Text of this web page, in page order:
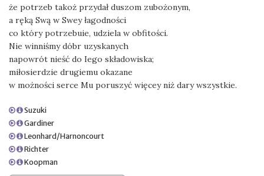
że potrzeb takoż przydał duszom zubożonym,
a ręką Swą w Swey łagodności
co który potrzebuie, udziela w obfitości.
Nie winniśmy dóbr uzyskanych
napowrót nieść do Iego składowiska;
miłosierdzie drugiemu okazane
w możności serce Mu poruszyć więcey niż dary wszystkie.
Suzuki
Gardiner
Leonhard/Harnoncourt
Richter
Koopman